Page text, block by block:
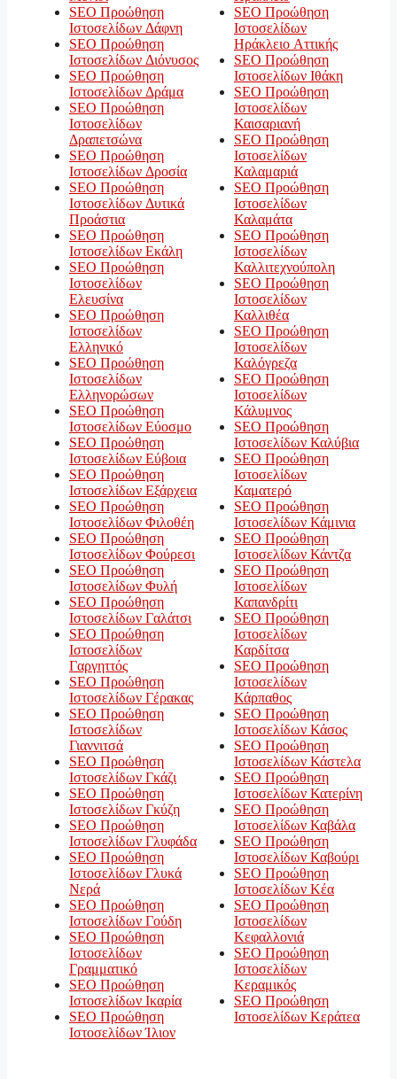
SEO Προώθηση
Ιστοσελίδων Δάφνη
SEO Προώθηση
Ιστοσελίδων Διόνυσος
SEO Προώθηση
Ιστοσελίδων Δράμα
SEO Προώθηση
Ιστοσελίδων
Δραπετσώνα
SEO Προώθηση
Ιστοσελίδων Δροσία
SEO Προώθηση
Ιστοσελίδων Δυτικά
Προάστια
SEO Προώθηση
Ιστοσελίδων Εκάλη
SEO Προώθηση
Ιστοσελίδων
Ελευσίνα
SEO Προώθηση
Ιστοσελίδων
Ελληνικό
SEO Προώθηση
Ιστοσελίδων
Ελληνορώσων
SEO Προώθηση
Ιστοσελίδων Εύοσμο
SEO Προώθηση
Ιστοσελίδων Εύβοια
SEO Προώθηση
Ιστοσελίδων Εξάρχεια
SEO Προώθηση
Ιστοσελίδων Φιλοθέη
SEO Προώθηση
Ιστοσελίδων Φούρεσι
SEO Προώθηση
Ιστοσελίδων Φυλή
SEO Προώθηση
Ιστοσελίδων Γαλάτσι
SEO Προώθηση
Ιστοσελίδων
Γαργηττός
SEO Προώθηση
Ιστοσελίδων Γέρακας
SEO Προώθηση
Ιστοσελίδων
Γιαννιτσά
SEO Προώθηση
Ιστοσελίδων Γκάζι
SEO Προώθηση
Ιστοσελίδων Γκύζη
SEO Προώθηση
Ιστοσελίδων Γλυφάδα
SEO Προώθηση
Ιστοσελίδων Γλυκά
Νερά
SEO Προώθηση
Ιστοσελίδων Γούδη
SEO Προώθηση
Ιστοσελίδων
Γραμματικό
SEO Προώθηση
Ιστοσελίδων Ικαρία
SEO Προώθηση
Ιστοσελίδων Ίλιον
SEO Προώθηση
Ιστοσελίδων
Ηράκλειο Αττικής
SEO Προώθηση
Ιστοσελίδων Ιθάκη
SEO Προώθηση
Ιστοσελίδων
Καισαριανή
SEO Προώθηση
Ιστοσελίδων
Καλαμαριά
SEO Προώθηση
Ιστοσελίδων
Καλαμάτα
SEO Προώθηση
Ιστοσελίδων
Καλλιτεχνούπολη
SEO Προώθηση
Ιστοσελίδων
Καλλιθέα
SEO Προώθηση
Ιστοσελίδων
Καλόγρεζα
SEO Προώθηση
Ιστοσελίδων
Κάλυμνος
SEO Προώθηση
Ιστοσελίδων Καλύβια
SEO Προώθηση
Ιστοσελίδων
Καματερό
SEO Προώθηση
Ιστοσελίδων Κάμινια
SEO Προώθηση
Ιστοσελίδων Κάντζα
SEO Προώθηση
Ιστοσελίδων
Καπανδρίτι
SEO Προώθηση
Ιστοσελίδων
Καρδίτσα
SEO Προώθηση
Ιστοσελίδων
Κάρπαθος
SEO Προώθηση
Ιστοσελίδων Κάσος
SEO Προώθηση
Ιστοσελίδων Κάστελα
SEO Προώθηση
Ιστοσελίδων Κατερίνη
SEO Προώθηση
Ιστοσελίδων Καβάλα
SEO Προώθηση
Ιστοσελίδων Καβούρι
SEO Προώθηση
Ιστοσελίδων Κέα
SEO Προώθηση
Ιστοσελίδων
Κεφαλλονιά
SEO Προώθηση
Ιστοσελίδων
Κεραμικός
SEO Προώθηση
Ιστοσελίδων Κεράτεα